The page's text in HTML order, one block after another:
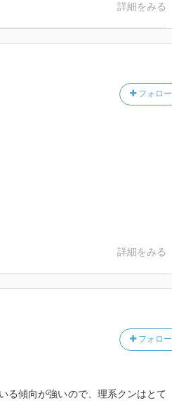
詳細をみる
フォロー
詳細をみる
フォロー
る傾向が強いので、理系クンはとて